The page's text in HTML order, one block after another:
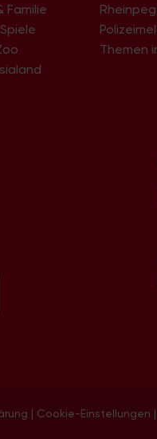
Familie
Themen
| Cookie-Einstellungen |